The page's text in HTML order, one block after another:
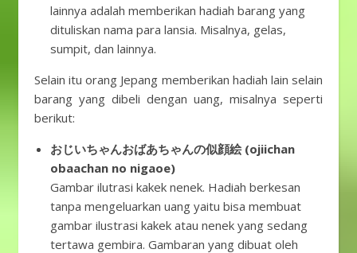
lainnya adalah memberikan hadiah barang yang
dituliskan nama para lansia. Misalnya, gelas,
sumpit, dan lainnya.
Selain itu orang Jepang memberikan hadiah lain selain
barang yang dibeli dengan uang, misalnya seperti
berikut:
おじいちゃんおばあちゃんの似顔絵 (ojiichan
obaachan no nigaoe)
Gambar ilutrasi kakek nenek. Hadiah berkesan
tanpa mengeluarkan uang yaitu bisa membuat
gambar ilustrasi kakek atau nenek yang sedang
tertawa gembira. Gambaran yang dibuat oleh